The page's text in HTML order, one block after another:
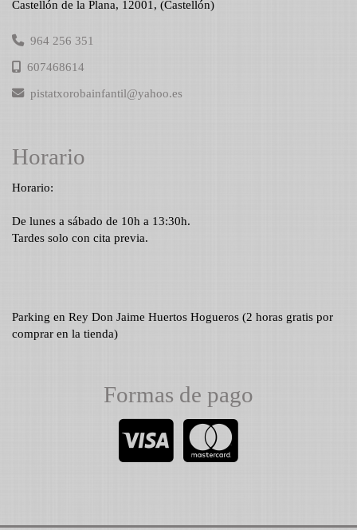
Castellón de la Plana, 12001 , (Castellón)
964 256 351
607468614
pistatxorobainfantil
yahoo.es
Horario
Horario:
De lunes a sábado de 10h a 13:30h.
Tardes solo con cita previa.
Parking en Rey Don Jaime Huertos Hogueros (2 horas gratis por
comprar en la tienda)
Formas de pago